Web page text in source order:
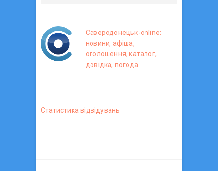
Сєверодонецьк-online:
новини, афіша,
оголошення, каталог,
довідка, погода.
Статистика вiдвiдувань